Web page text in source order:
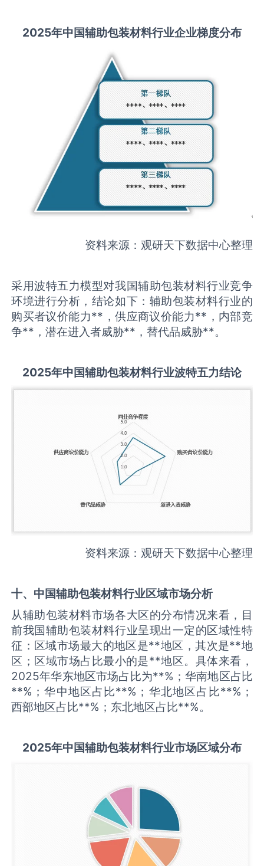
2025年中国辅助包装材料行业企业梯度分布
资料来源：观研天下数据中心整理
采用波特五力模型对我国辅助包装材料行业竞争
环境进行分析，结论如下：辅助包装材料行业的
购买者议价能力**，供应商议价能力**，内部竞
争**，潜在进入者威胁**，替代品威胁**。
2025年中国辅助包装材料行业波特五力结论
资料来源：观研天下数据中心整理
十、中国辅助包装材料行业区域市场分析
从辅助包装材料市场各大区的分布情况来看，目
前我国辅助包装材料行业呈现出一定的区域性特
征：区域市场最大的地区是**地区，其次是**地
区；区域市场占比最小的是**地区。具体来看，
2025年华东地区市场占比为**%；华南地区占比
**%；华中地区占比**%；华北地区占比**%；
西部地区占比**%；东北地区占比**%。
2025年中国辅助包装材料行业市场区域分布